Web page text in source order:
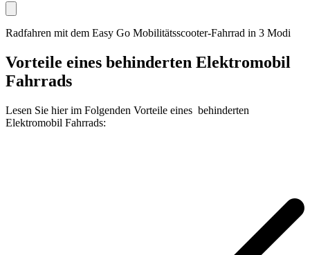
Radfahren mit dem Easy Go Mobilitätsscooter-Fahrrad in 3 Modi
Vorteile eines behinderten Elektromobil
Fahrrads
Lesen Sie hier im Folgenden Vorteile eines behinderten
Elektromobil Fahrrads: